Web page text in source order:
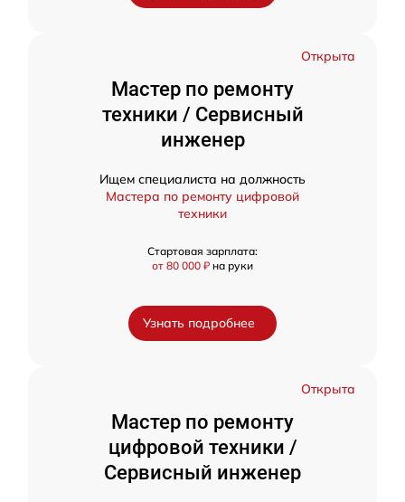
Открыта
Мастер по ремонту
техники / Сервисный
инженер
Ищем специалиста на должность
Мастера по ремонту цифровой
техники
Стартовая зарплата:
от 80 000 ₽ на руки
Узнать подробнее
Открыта
Мастер по ремонту
цифровой техники /
Сервисный инженер